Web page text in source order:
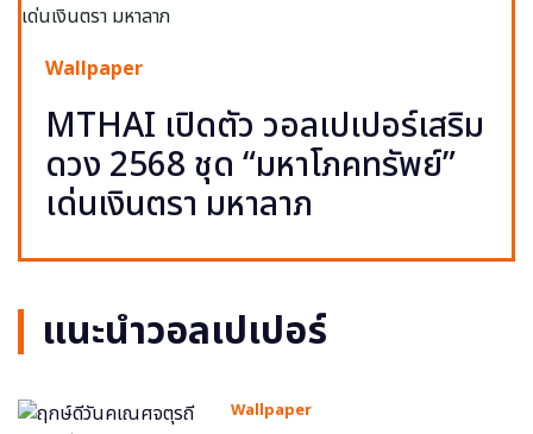
Wallpaper
MTHAI เปิดตัว วอลเปเปอร์เสริม
ดวง 2568 ชุด “มหาโภคทรัพย์”
เด่นเงินตรา มหาลาภ
แนะนำวอลเปเปอร์
Wallpaper